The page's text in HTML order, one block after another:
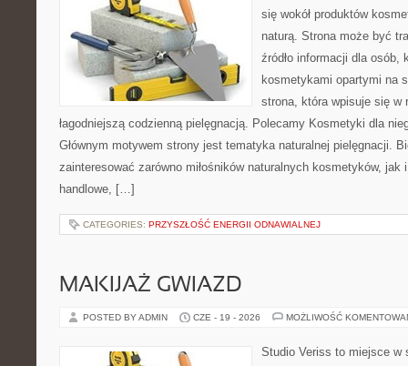
się wokół produktów
naturą. Strona może być
źródło informacji dla osób,
kosmetykami opartymi na
strona, która wpisuje się w
łagodniejszą codzienną pielęgnacją. Polecamy Kosmetyki dla
Głównym motywem strony jest tematyka naturalnej pielęgnacji.
zainteresować zarówno miłośników naturalnych kosmetyków, jak
handlowe, […]
CATEGORIES: PRZYSZŁOŚĆ ENERGII ODNAWIALNEJ
MAKIJAŻ GWIAZD
POSTED BY ADMIN CZE - 19 - 2026 MOŻLIWOŚĆ
Studio Veriss to miejsce w